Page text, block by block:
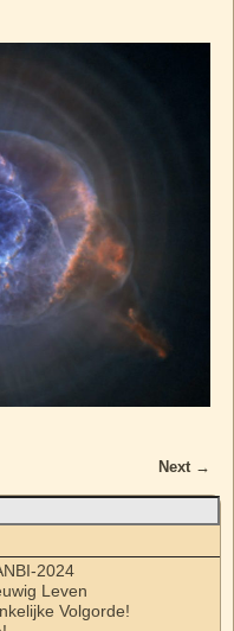
Next →
2024
Leven
Volgorde!